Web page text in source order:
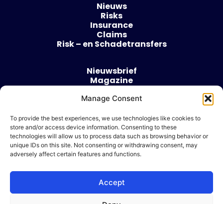
Manage Consent
To provide the best experiences, we use technologies like cookies to
store and/or access device information. Consenting to these
technologies will allow us to process data such as browsing behavior or
unique IDs on this site. Not consenting or withdrawing consent, may
adversely affect certain features and functions.
Accept
Nieuws
Risks
Insurance
Claims
Risk – en Schadetransfers
Nieuwsbrief
Magazine
Over
Algemene voorwaarden
Cookie beleid
Ik wil adverteren